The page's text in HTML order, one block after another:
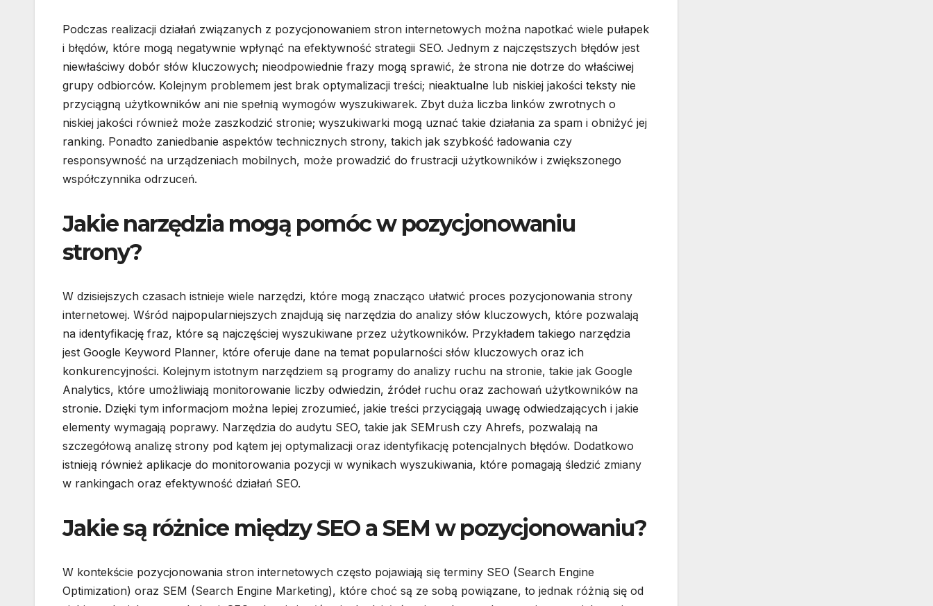
Podczas realizacji działań związanych z pozycjonowaniem stron internetowych można napotkać wiele pułapek
i błędów, które mogą negatywnie wpłynąć na efektywność strategii SEO. Jednym z najczęstszych błędów jest
niewłaściwy dobór słów kluczowych; nieodpowiednie frazy mogą sprawić, że strona nie dotrze do właściwej
grupy odbiorców. Kolejnym problemem jest brak optymalizacji treści; nieaktualne lub niskiej jakości teksty nie
przyciągną użytkowników ani nie spełnią wymogów wyszukiwarek. Zbyt duża liczba linków zwrotnych o
niskiej jakości również może zaszkodzić stronie; wyszukiwarki mogą uznać takie działania za spam i obniżyć jej
ranking. Ponadto zaniedbanie aspektów technicznych strony, takich jak szybkość ładowania czy
responsywność na urządzeniach mobilnych, może prowadzić do frustracji użytkowników i zwiększonego
współczynnika odrzuceń.
Jakie narzędzia mogą pomóc w pozycjonowaniu
strony?
W dzisiejszych czasach istnieje wiele narzędzi, które mogą znacząco ułatwić proces pozycjonowania strony
internetowej. Wśród najpopularniejszych znajdują się narzędzia do analizy słów kluczowych, które pozwalają
na identyfikację fraz, które są najczęściej wyszukiwane przez użytkowników. Przykładem takiego narzędzia
jest Google Keyword Planner, które oferuje dane na temat popularności słów kluczowych oraz ich
konkurencyjności. Kolejnym istotnym narzędziem są programy do analizy ruchu na stronie, takie jak Google
Analytics, które umożliwiają monitorowanie liczby odwiedzin, źródeł ruchu oraz zachowań użytkowników na
stronie. Dzięki tym informacjom można lepiej zrozumieć, jakie treści przyciągają uwagę odwiedzających i jakie
elementy wymagają poprawy. Narzędzia do audytu SEO, takie jak SEMrush czy Ahrefs, pozwalają na
szczegółową analizę strony pod kątem jej optymalizacji oraz identyfikację potencjalnych błędów. Dodatkowo
istnieją również aplikacje do monitorowania pozycji w wynikach wyszukiwania, które pomagają śledzić zmiany
w rankingach oraz efektywność działań SEO.
Jakie są różnice między SEO a SEM w pozycjonowaniu?
W kontekście pozycjonowania stron internetowych często pojawiają się terminy SEO (Search Engine
Optimization) oraz SEM (Search Engine Marketing), które choć są ze sobą powiązane, to jednak różnią się od